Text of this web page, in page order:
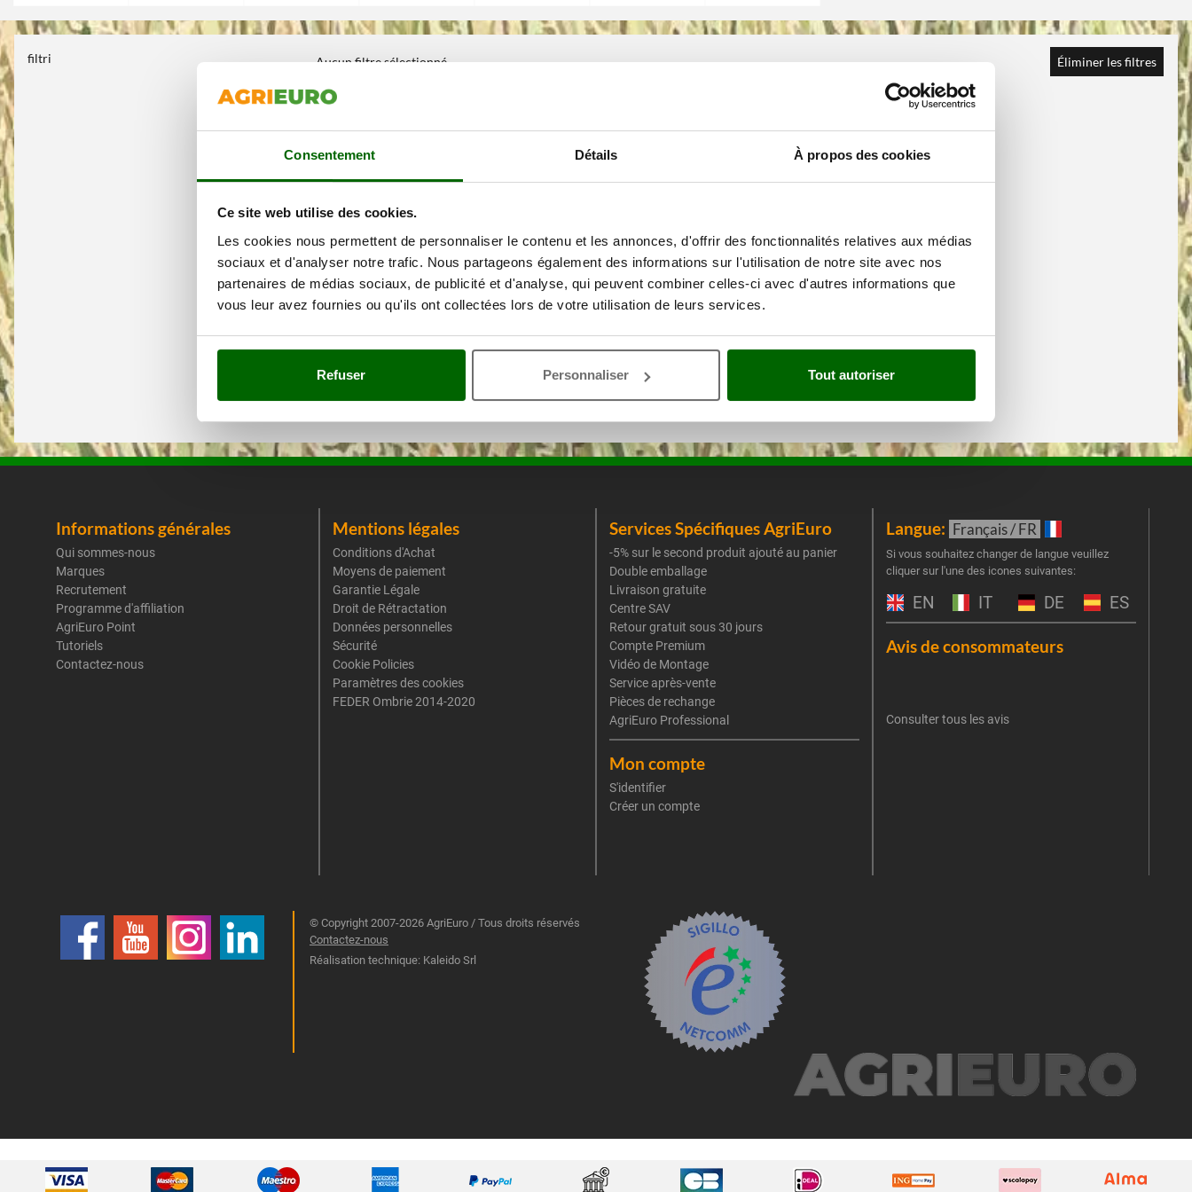
Consentement Détails À propos des cookies
Ce site web utilise des cookies.
Les cookies nous permettent de personnaliser le contenu et les annonces, d'offrir des fonctionnalités relatives aux médias
sociaux et d'analyser notre trafic. Nous partageons également des informations sur l'utilisation de notre site avec nos
partenaires de médias sociaux, de publicité et d'analyse, qui peuvent combiner celles-ci avec d'autres informations que
vous leur avez fournies ou qu'ils ont collectées lors de votre utilisation de leurs services.
Refuser Personnaliser Tout autoriser
filtri Aucun filtre sélectionné Éliminer les filtres
Informations générales
Qui sommes-nous
Marques
Recrutement
Programme d'affiliation
AgriEuro Point
Tutoriels
Contactez-nous
Mentions légales
Conditions d'Achat
Moyens de paiement
Garantie Légale
Droit de Rétractation
Données personnelles
Sécurité
Cookie Policies
Paramètres des cookies
FEDER Ombrie 2014-2020
Services Spécifiques AgriEuro
-5% sur le second produit ajouté au panier
Double emballage
Livraison gratuite
Centre SAV
Retour gratuit sous 30 jours
Compte Premium
Vidéo de Montage
Service après-vente
Pièces de rechange
AgriEuro Professional
Mon compte
S'identifier
Créer un compte
Langue: Français / FR
Si vous souhaitez changer de langue veuillez
cliquer sur l'une des icones suivantes:
EN IT DE ES
Avis de consommateurs
Consulter tous les avis
© Copyright 2007-2026 AgriEuro / Tous droits réservés
Contactez-nous
Réalisation technique: Kaleido Srl